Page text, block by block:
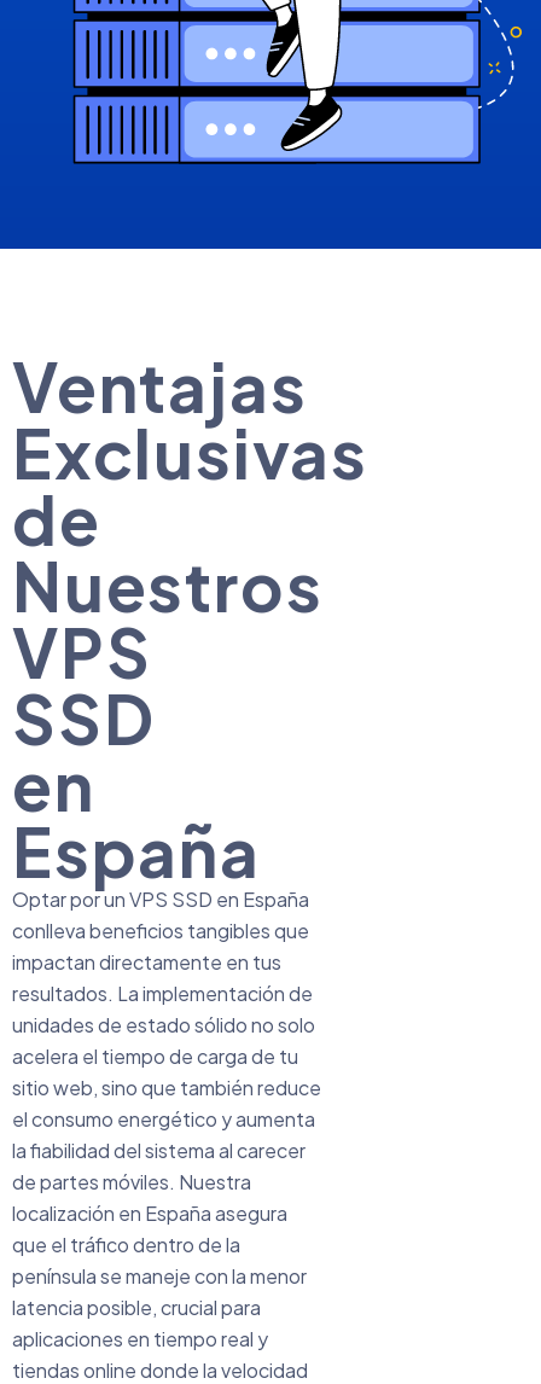
Ventajas
Exclusivas
de
Nuestros
VPS
SSD
en
España
Optar por un VPS SSD en España
conlleva beneficios tangibles que
impactan directamente en tus
resultados. La implementación de
unidades de estado sólido no solo
acelera el tiempo de carga de tu
sitio web, sino que también reduce
el consumo energético y aumenta
la fiabilidad del sistema al carecer
de partes móviles. Nuestra
localización en España asegura
que el tráfico dentro de la
península se maneje con la menor
latencia posible, crucial para
aplicaciones en tiempo real y
tiendas online donde la velocidad